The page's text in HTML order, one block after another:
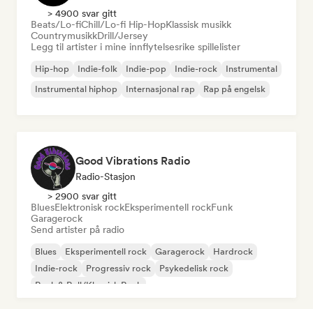
> 4900 svar gitt
Beats/Lo-fiChill/Lo-fi Hip-HopKlassisk musikk
CountrymusikkDrill/Jersey
Legg til artister i mine innflytelsesrike spillelister
Hip-hop Indie-folk Indie-pop Indie-rock
Instrumental
Instrumental hiphop
Internasjonal rap Rap på engelsk
Good Vibrations Radio
Radio-Stasjon
> 2900 svar gitt
BluesElektronisk rockEksperimentell rockFunk
Garagerock
Send artister på radio
Blues Eksperimentell rock Garagerock
Hardrock
Indie-rock
Progressiv rock
Psykedelisk rock
Rock & Roll/Klassisk Rock